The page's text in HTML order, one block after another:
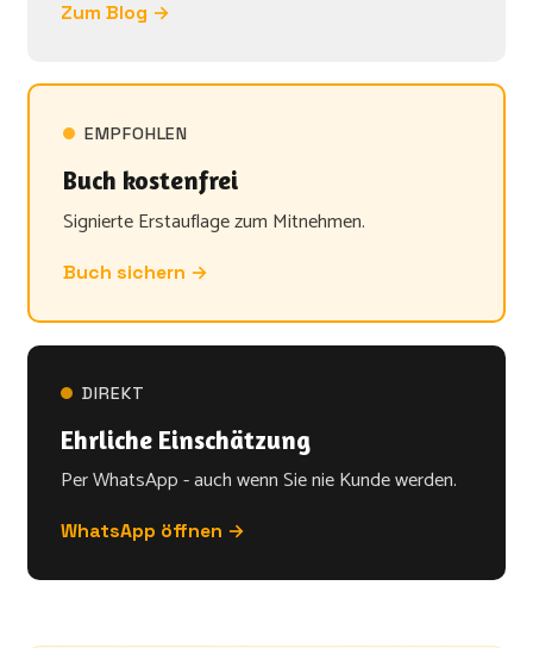
Zum Blog →
EMPFOHLEN
Buch kostenfrei
Signierte Erstauflage zum Mitnehmen.
Buch sichern →
DIREKT
Ehrliche Einschätzung
Per WhatsApp - auch wenn Sie nie Kunde werden.
WhatsApp öffnen →